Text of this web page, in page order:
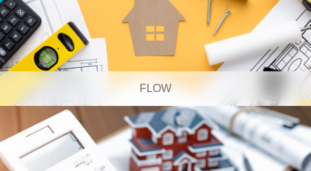
FLOW